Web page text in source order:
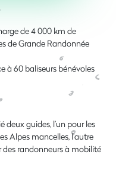
de 4 000 km de
de Grande Randonnée
à 60 baliseurs bénévoles
guides, l’un pour les
Alpes mancelles, l’autre
randonneurs à mobilité